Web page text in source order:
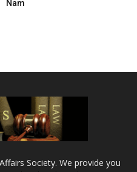
Nam
Society. We provide you